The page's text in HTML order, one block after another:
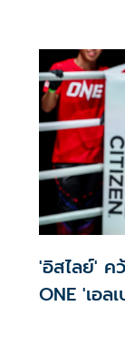
'อิสไลย์' ค
ONE 'เอ